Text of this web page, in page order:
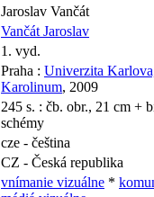
Jaroslav Vančát
Vančát Jaroslav
1. vyd.
Praha : Univerzita
Karolinum, 2009
245 s. : čb. obr., 21 cm +
schémy
cze - čeština
CZ - Česká republika
vnímanie vizuálne *